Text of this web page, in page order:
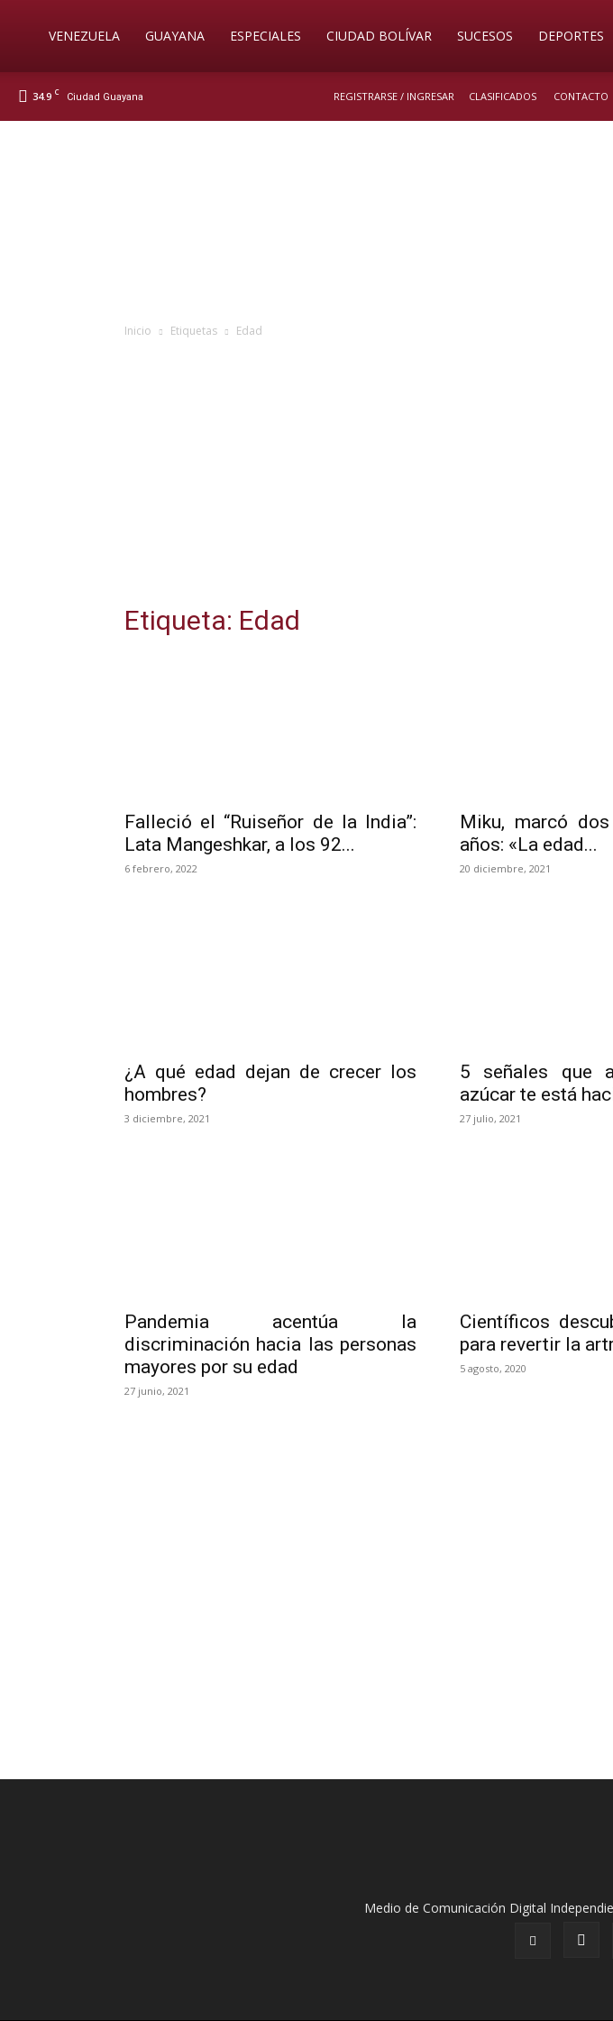
SoyVENEZUELA GUAYANA ESPECIALES CIUDAD BOLÍVAR SUCESOS DEPORTES
34.9 C Ciudad Guayana REGISTRARSE / INGRESAR CLASIFICADOS CONTACTO
Inicio Etiquetas Edad
Etiqueta: Edad
Falleció el “Ruiseñor de la India”:
Lata Mangeshkar, a los 92...
6 febrero, 2022
Miku, marcó
años: «La edad...
20 diciembre, 2021
¿A qué edad dejan de crecer los
hombres?
3 diciembre, 2021
5 señales que
azúcar te está
27 julio, 2021
Pandemia acentúa la
discriminación hacia las personas
mayores por su edad
27 junio, 2021
Científicos
para revertir la
5 agosto, 2020
Medio de Comunicación Digital